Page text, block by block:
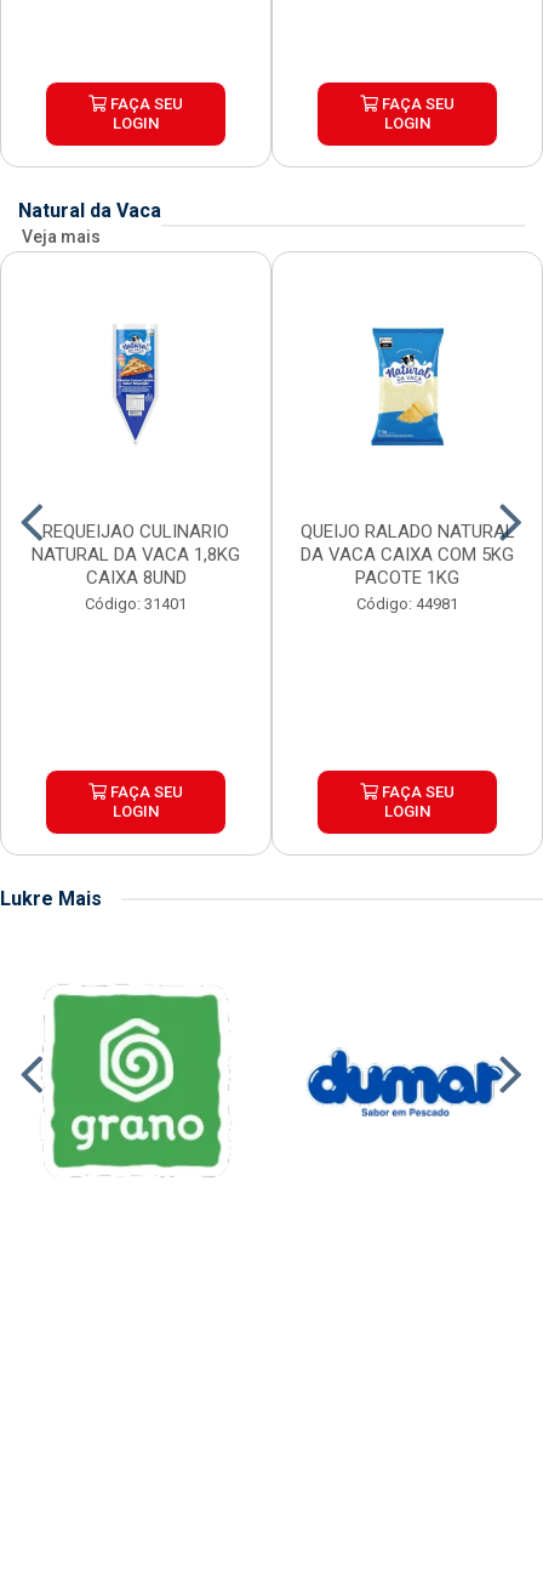
FAÇA SEU
LOGIN
FAÇA SEU
LOGIN
Natural da Vaca
Veja mais
REQUEIJAO CULINARIO
NATURAL DA VACA 1,8KG
CAIXA 8UND
Código: 31401
FAÇA SEU
LOGIN
QUEIJO RALADO NATURAL
DA VACA CAIXA COM 5KG
PACOTE 1KG
Código: 44981
FAÇA SEU
LOGIN
Lukre Mais